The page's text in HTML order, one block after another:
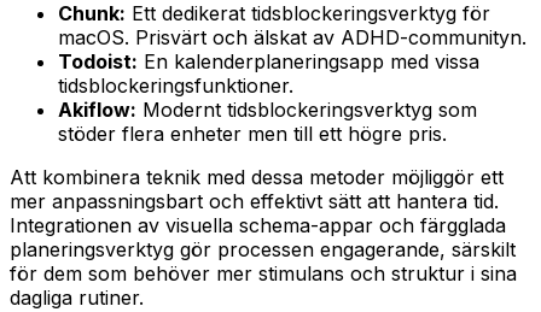
Chunk: Ett dedikerat tidsblockeringsverktyg för
macOS. Prisvärt och älskat av ADHD-communityn.
Todoist: En kalenderplaneringsapp med vissa
tidsblockeringsfunktioner.
Akiflow: Modernt tidsblockeringsverktyg som
stöder flera enheter men till ett högre pris.
Att kombinera teknik med dessa metoder möjliggör ett
mer anpassningsbart och effektivt sätt att hantera tid.
Integrationen av visuella schema-appar och färgglada
planeringsverktyg gör processen engagerande, särskilt
för dem som behöver mer stimulans och struktur i sina
dagliga rutiner.